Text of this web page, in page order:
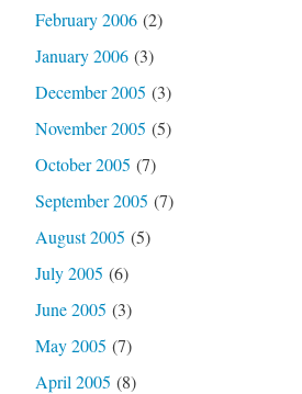
February 2006(2)
January 2006(3)
December 2005 (3)
November 2005 (5)
October 2005 (7)
September 2005 (7)
August 2005 (5)
July 2005 (6)
June 2005 (3)
May 2005 (7)
April 2005 (8)